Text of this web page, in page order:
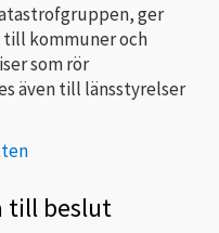
ger
kommuner och
som rör
även till länsstyrelser
till beslut